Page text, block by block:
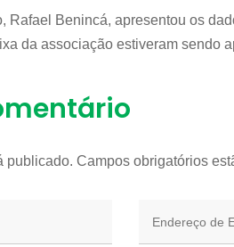
Rafael Benincá, apresentou os
da associação estiveram sendo
publicado. Campos obrigatórios